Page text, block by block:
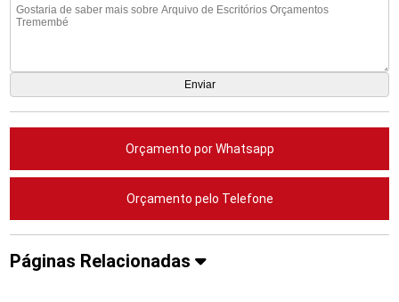
Orçamento por Whatsapp
Orçamento pelo Telefone
Páginas Relacionadas